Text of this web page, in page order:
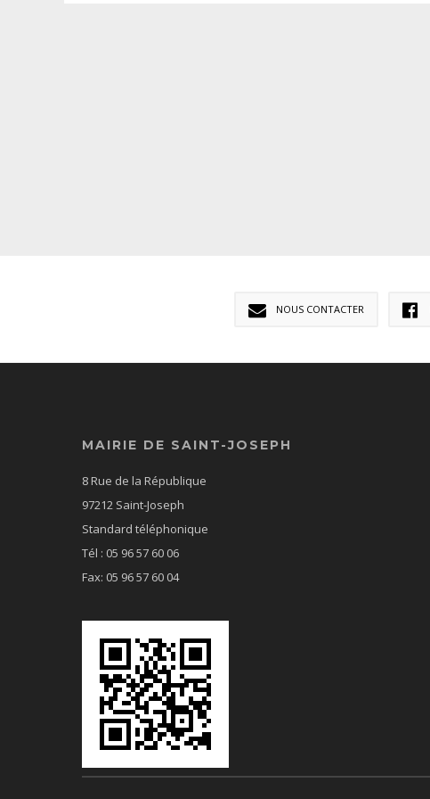
NOUS CONTACTER
MAIRIE DE SAINT-JOSEPH
8 Rue de la République
97212 Saint-Joseph
Standard téléphonique
Tél : 05 96 57 60 06
Fax: 05 96 57 60 04